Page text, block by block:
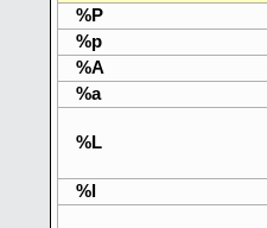
%P
%p
%A
%a
%L
%l